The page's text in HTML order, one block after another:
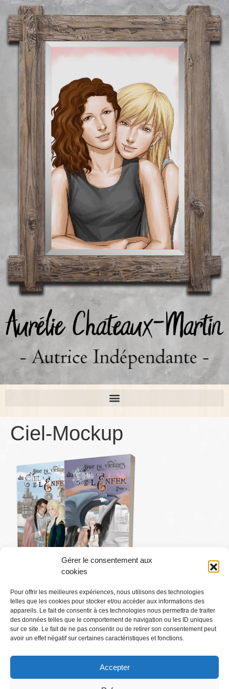
Gérer le consentement aux
cookies
Pour offrir les meilleures expériences, nous utilisons des technologies
telles que les cookies pour stocker et/ou accéder aux informations des
appareils. Le fait de consentir à ces technologies nous permettra de traiter
des données telles que le comportement de navigation ou les ID uniques
sur ce site. Le fait de ne pas consentir ou de retirer son consentement peut
avoir un effet négatif sur certaines caractéristiques et fonctions.
Accepter
Ciel-Mockup
Conditions générales
Mentions légales